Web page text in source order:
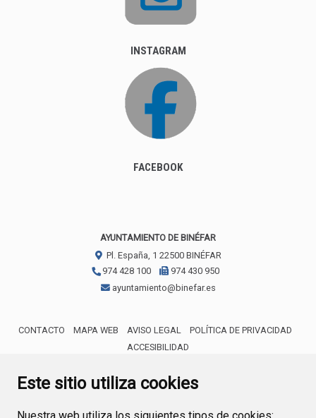
Este sitio utiliza cookies
INSTAGRAM
FACEBOOK
AYUNTAMIENTO DE BINÉFAR
Pl. España, 1 22500 BINÉFAR
974 428 100
974 430 950
ayuntamiento@binefar.es
CONTACTO MAPA WEB AVISO LEGAL
POLÍTICA DE PRIVACIDAD
ACCESIBILIDAD